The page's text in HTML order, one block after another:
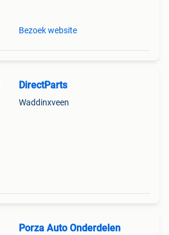
Bezoek website
DirectParts
Waddinxveen
Porza Auto Onderdelen